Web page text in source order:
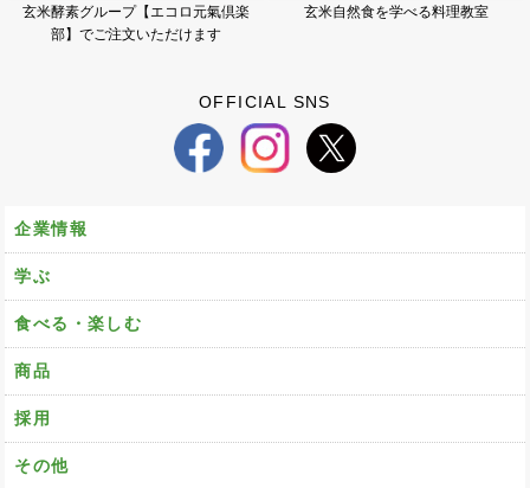
玄米酵素グループ【エコロ元氣倶楽
部】でご注文いただけます
玄米自然食を学べる料理教室
OFFICIAL SNS
企業情報
学ぶ
食べる・楽しむ
商品
採用
その他